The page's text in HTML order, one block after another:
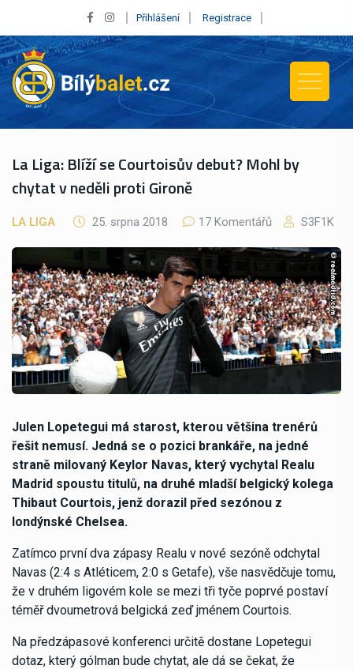
Přihlášení Registrace
La Liga: Blíží se Courtoisův debut? Mohl by
chytat v neděli proti Gironě
LA LIGA 25. srpna 2018 17 Komentářů S3F1K
Julen Lopetegui má starost, kterou většina trenérů
řešit nemusí. Jedná se o pozici brankáře, na jedné
straně milovaný Keylor Navas, který vychytal Realu
Madrid spoustu titulů, na druhé mladší belgický kolega
Thibaut Courtois, jenž dorazil před sezónou z
londýnské Chelsea.
Zatímco první dva zápasy Realu v nové sezóně odchytal
Navas (2:4 s Atléticem, 2:0 s Getafe), vše nasvědčuje tomu,
že v druhém ligovém kole se mezi tři tyče poprvé postaví
téměř dvoumetrová belgická zeď jménem Courtois.
Na předzápasové konferenci určitě dostane Lopetegui
dotaz, který gólman bude chytat, ale dá se čekat, že